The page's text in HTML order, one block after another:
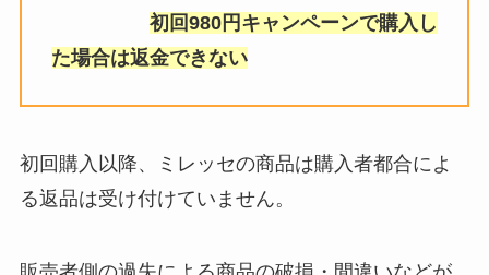
初回980円キャンペーンで購入し
た場合は返金できない
初回購入以降、ミレッセの商品は購入者都合によ
る返品は受け付けていません。